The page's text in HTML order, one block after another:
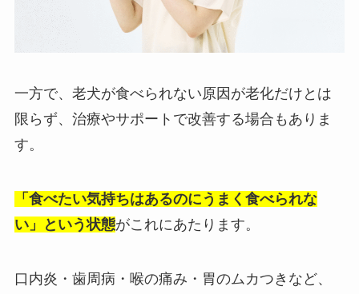
一方で、老犬が食べられない原因が老化だけとは
限らず、治療やサポートで改善する場合もありま
す。
「食べたい気持ちはあるのにうまく食べられな
い」という状態がこれにあたります。
口内炎・歯周病・喉の痛み・胃のムカつきなど、